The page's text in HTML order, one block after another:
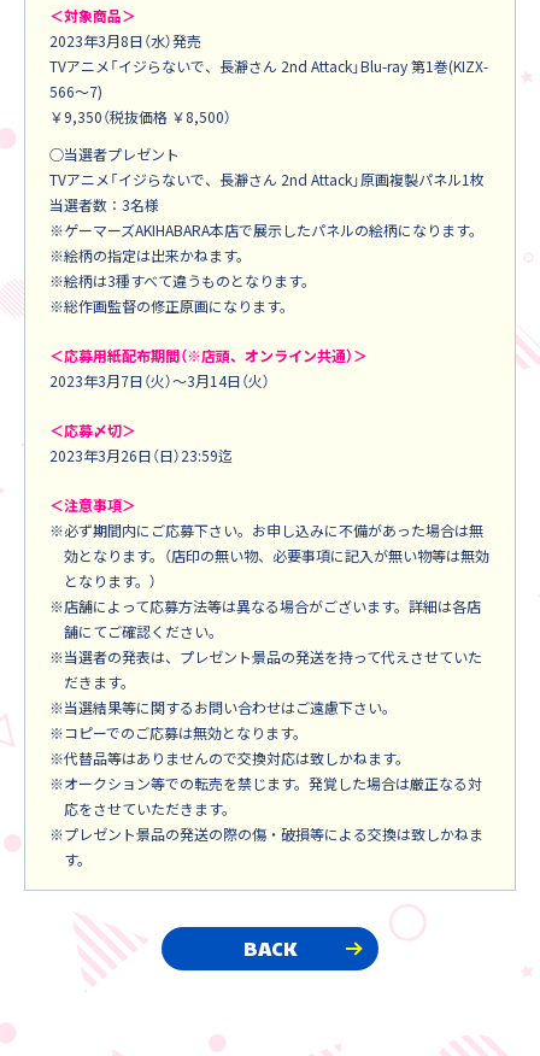
＜対象商品＞
2023年3月8日（水）発売
TVアニメ「イジらないで、長瀞さん 2nd Attack」Blu-ray 第1巻(KIZX-
566～7)
￥9,350（税抜価格 ￥8,500）
○当選者プレゼント
TVアニメ「イジらないで、長瀞さん 2nd Attack」原画複製パネル1枚
当選者数：3名様
※ゲーマーズAKIHABARA本店で展示したパネルの絵柄になります。
※絵柄の指定は出来かねます。
※絵柄は3種すべて違うものとなります。
※総作画監督の修正原画になります。
＜応募用紙配布期間（※店頭、オンライン共通）＞
2023年3月7日（火）～3月14日（火）
＜応募〆切＞
2023年3月26日（日）23:59迄
＜注意事項＞
※必ず期間内にご応募下さい。お申し込みに不備があった場合は無
効となります。（店印の無い物、必要事項に記入が無い物等は無効
となります。）
※店舗によって応募方法等は異なる場合がございます。詳細は各店
舗にてご確認ください。
※当選者の発表は、プレゼント景品の発送を持って代えさせていた
だきます。
※当選結果等に関するお問い合わせはご遠慮下さい。
※コピーでのご応募は無効となります。
※代替品等はありませんので交換対応は致しかねます。
※オークション等での転売を禁じます。発覚した場合は厳正なる対
応をさせていただきます。
※プレゼント景品の発送の際の傷・破損等による交換は致しかねま
す。
BACK